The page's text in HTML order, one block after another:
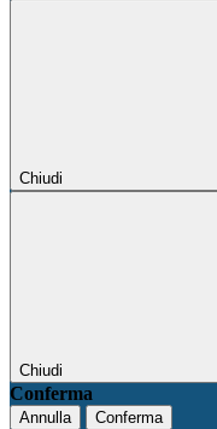
Chiudi
Chiudi
Conferma
Annulla Conferma